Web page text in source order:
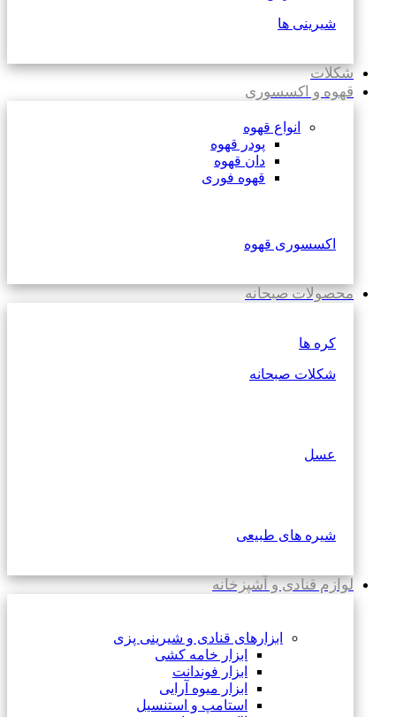
شیرینی ها
شکلات
قهوه و اکسسوری
انواع قهوه
پودر قهوه
دان قهوه
قهوه فوری
اکسسوری قهوه
محصولات صبحانه
کره ها
شکلات صبحانه
عسل
شیره های طبیعی
لوازم قنادی و آشپزخانه
ابزارهای قنادی و شیرینی پزی
ابزار خامه کشی
ابزار فوندانت
ابزار میوه آرایی
استامپ و استنسیل